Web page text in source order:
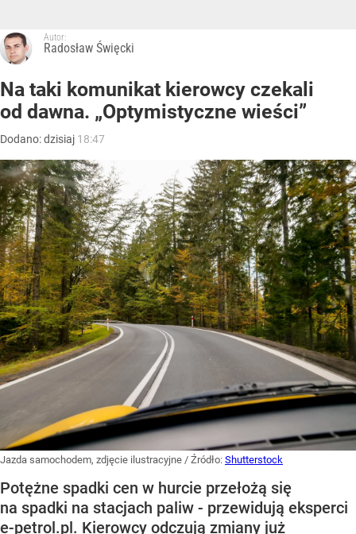
Autor:
Radosław Święcki
Na taki komunikat kierowcy czekali
od dawna. „Optymistyczne wieści”
Dodano:dzisiaj 18:47
Jazda samochodem, zdjęcie ilustracyjne / Źródło: Shutterstock
Potężne spadki cen w hurcie przełożą się
na spadki na stacjach paliw - przewidują eksperci
e-petrol.pl. Kierowcy odczują zmiany już